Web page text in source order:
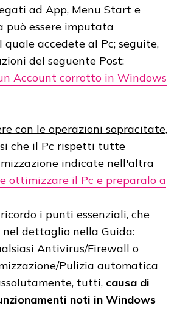
ad App, Menu Start e
può essere imputata
accedete al Pc; seguite,
del seguente Post:
Account corrotto in Windows
con le operazioni sopracitate,
che il Pc rispetti tutte
indicate nell'altra
ottimizzare il Pc e preparalo a
i punti essenziali, che
nel dettaglio nella Guida:
Antivirus/Firewall o
Pulizia automatica
tutti, causa di
noti in Windows